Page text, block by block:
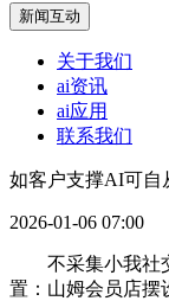
新闻互动
关于我们
ai资讯
ai应用
联系我们
如客户支撑AI可自
2026-01-06 07:00
不采集小我社交
置：山姆会员店摆